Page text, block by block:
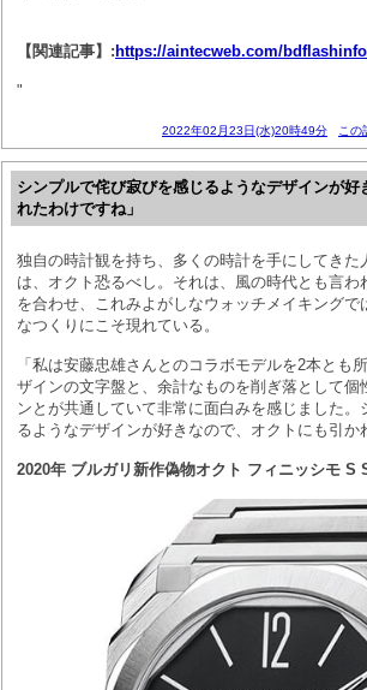
【関連記事】: https://aintecweb.com/
"
2022年02月23日(水)20時49分 この
シンプルで侘び寂びを感じるようなデザインが
れたわけですね」
独自の時計観を持ち、多くの時計を手にしてきた
は、オクト恐るべし。それは、風の時代とも言わ
を合わせ、これみよがしなウォッチメイキングで
なつくりにこそ現れている。
「私は安藤忠雄さんとのコラボモデルを2本とも
ザインの文字盤と、余計なものを削ぎ落として個
ンとが共通していて非常に面白みを感じました。
るようなデザインが好きなので、オクトにも引か
2020年 ブルガリ新作偽物オクト フィニッシモ S